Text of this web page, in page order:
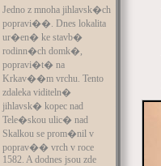
Jedno z mnoha jihlavsk�ch
popravi��. Dnes lokalita
ur�en� ke stavb�
rodinn�ch domk�,
popravi�t� na
Krkav��m vrchu. Tento
zdaleka viditeln�
jihlavsk� kopec nad
Tele�skou ulic� nad
Skalkou se prom�nil v
poprav�� vrch v roce
1582. A dodnes jsou zde